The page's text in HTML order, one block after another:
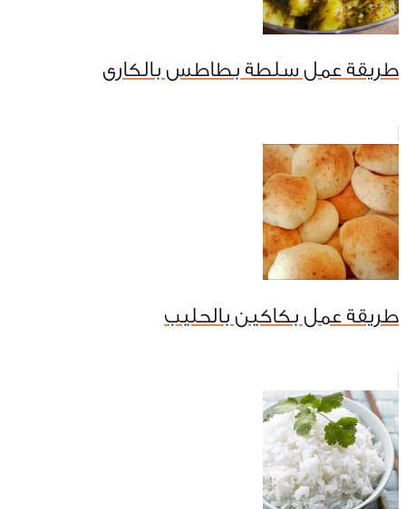
طريقة عمل سلطة بطاطس بالكارى
طريقة عمل بكاكين بالحليب